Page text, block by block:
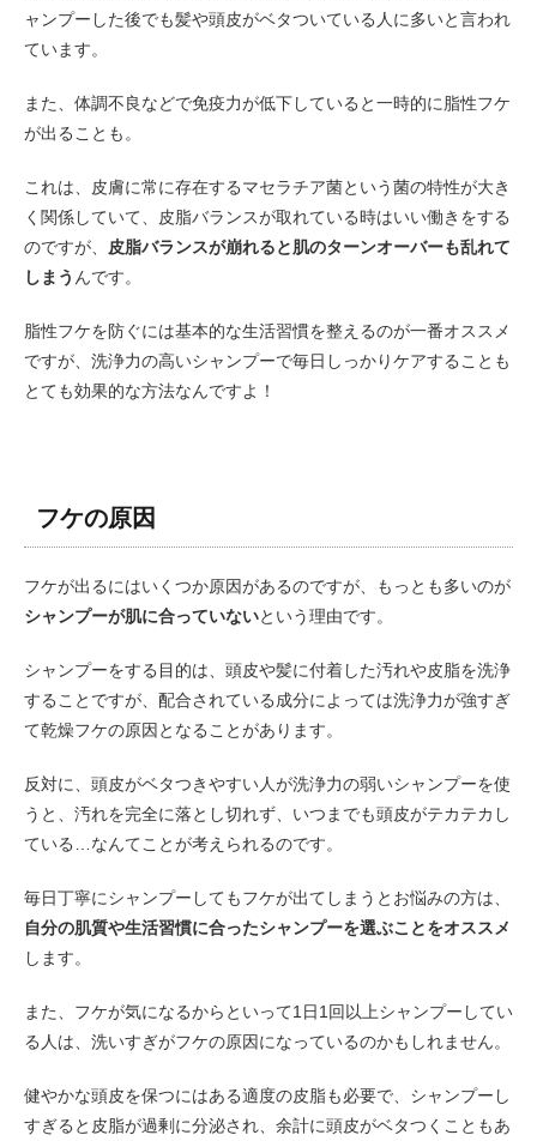
ャンプーした後でも髪や頭皮がベタついている人に多いと言われ
ています。
また、体調不良などで免疫力が低下していると一時的に脂性フケ
が出ることも。
これは、皮膚に常に存在するマセラチア菌という菌の特性が大き
く関係していて、皮脂バランスが取れている時はいい働きをする
のですが、
皮脂バランスが崩れると肌のターンオーバーも乱れて
しまう んです。
脂性フケを防ぐには基本的な生活習慣を整えるのが一番オススメ
ですが、洗浄力の高いシャンプーで毎日しっかりケアすることも
とても効果的な方法なんですよ！
フケの原因
フケが出るにはいくつか原因があるのですが、もっとも多いのが
シャンプーが肌に合っていないという理由です。
シャンプーをする目的は、頭皮や髪に付着した汚れや皮脂を洗浄
することですが、配合されている成分によっては洗浄力が強すぎ
て乾燥フケの原因となることがあります。
反対に、頭皮がベタつきやすい人が洗浄力の弱いシャンプーを使
うと、汚れを完全に落とし切れず、いつまでも頭皮がテカテカし
ている…なんてことが考えられるのです。
毎日丁寧にシャンプーしてもフケが出てしまうとお悩みの方は、
自分の肌質や生活習慣に合ったシャンプーを選ぶことをオススメ
します。
また、フケが気になるからといって1日1回以上シャンプーしてい
る人は、洗いすぎがフケの原因になっているのかもしれません。
健やかな頭皮を保つにはある適度の皮脂も必要で、シャンプーし
すぎると皮脂が過剰に分泌され、余計に頭皮がベタつくこともあ